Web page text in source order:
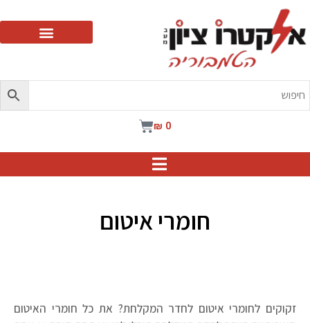
₪ 0
עגלת
חומרי איטום
זקוקים לחומרי איטום לחדר המקלחת? את כל חומרי האיטום